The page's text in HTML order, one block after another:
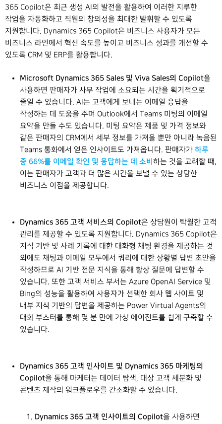
365 Copilot은 최근 생성 AI의 발전을 활용하여 이러한 지루한
작업을 자동화하고 직원의 창의성을 최대한 발휘할 수 있도록
지원합니다. Dynamics 365 Copilot은 비즈니스 사용자가 모든
비즈니스 라인에서 혁신 속도를 높이고 비즈니스 성과를 개선할 수
있도록 CRM 및 ERP를 활용합니다.
Microsoft Dynamics 365 Sales 및 Viva Sales의 Copilot을
사용하면 판매자가 사무 작업에 소요되는 시간을 획기적으로
줄일 수 있습니다. AI는 고객에게 보내는 이메일 응답을
작성하는 데 도움을 주며 Outlook에서 Teams 미팅의 이메일
요약을 만들 수도 있습니다. 미팅 요약은 제품 및 가격 정보와
같은 판매자의 CRM에서 세부 정보를 가져올 뿐만 아니라 녹음된
Teams 통화에서 얻은 인사이트도 가져옵니다. 판매자가 하루
중 66%를 이메일 확인 및 응답하는 데 소비 하는 것을 고려할 때,
이는 판매자가 고객과 더 많은 시간을 보낼 수 있는 상당한
비즈니스 이점을 제공합니다.
Dynamics 365 고객 서비스의 Copilot은 상담원이 탁월한 고객
관리를 제공할 수 있도록 지원합니다. Dynamics 365 Copilot은
지식 기반 및 사례 기록에 대한 대화형 채팅 환경을 제공하는 것
외에도 채팅과 이메일 모두에서 쿼리에 대한 상황별 답변 초안을
작성하므로 AI 기반 전문 지식을 통해 항상 질문에 답변할 수
있습니다. 또한 고객 서비스 부서는 Azure OpenAI Service 및
Bing의 성능을 활용하여 사용자가 선택한 회사 웹 사이트 및
내부 지식 기반의 답변을 제공하는 Power Virtual Agents의
대화 부스터를 통해 몇 분 만에 가상 에이전트를 쉽게 구축할 수
있습니다.
Dynamics 365 고객 인사이트 및 Dynamics 365 마케팅의
Copilot을 통해 마케터는 데이터 탐색, 대상 고객 세분화 및
콘텐츠 제작의 워크플로우를 간소화할 수 있습니다.
Dynamics 365 고객 인사이트의 Copilot을 사용하면